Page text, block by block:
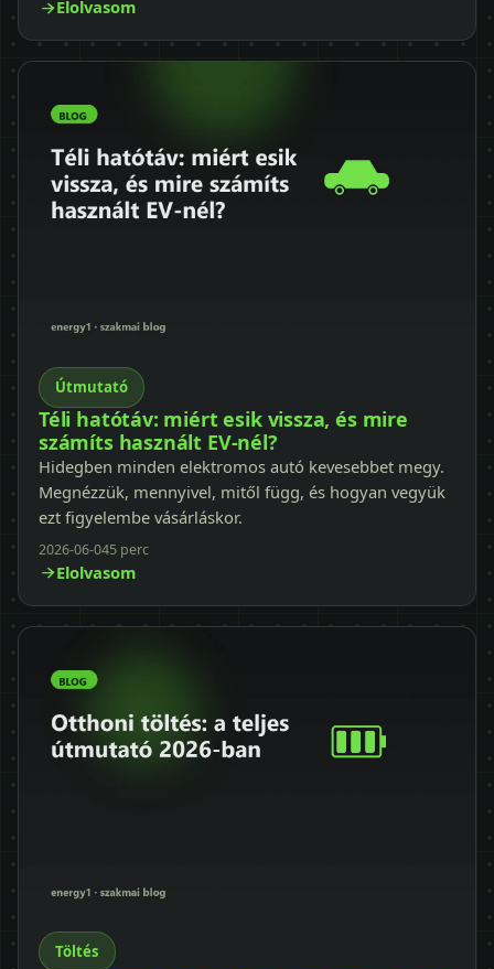
Elolvasom
Útmutató
Téli hatótáv: miért esik vissza, és mire
számíts használt EV-nél?
Hidegben minden elektromos autó kevesebbet megy.
Megnézzük, mennyivel, mitől függ, és hogyan vegyük
ezt figyelembe vásárláskor.
2026-06-045 perc
Elolvasom
Töltés